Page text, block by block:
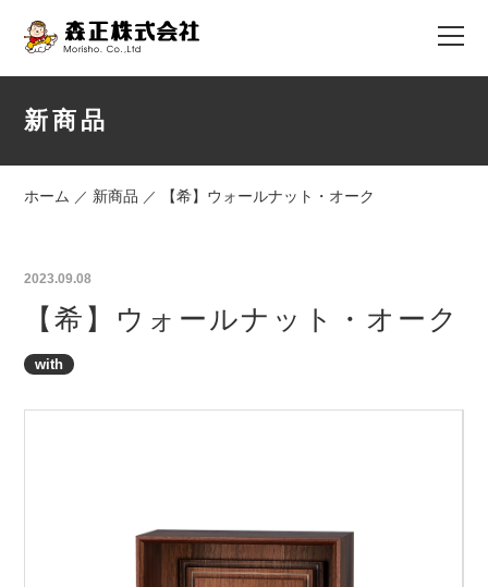
新商品
ホーム ／ 新商品 ／ 【希】ウォールナット・オーク
2023.09.08
【希】ウォールナット・オーク
with